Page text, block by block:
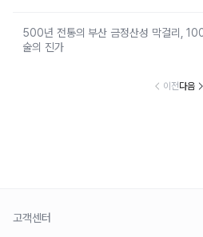
500년 전통의 부산 금정산성 막걸리,
술의 진가
이전다음
고객센터